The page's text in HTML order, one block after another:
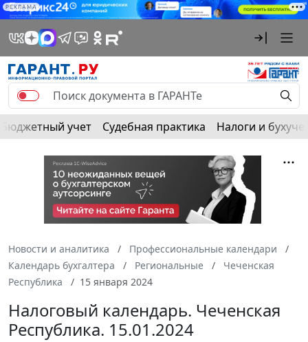
РЕКЛАМА
Бюджетный учет Судебная практика Налоги и
Новости и аналитика
Профессиональные календари
Календарь бухгалтера
Региональные
Чеченская
Республика
15 января 2024
Налоговый календарь. Чеченская
Республика. 15.01.2024